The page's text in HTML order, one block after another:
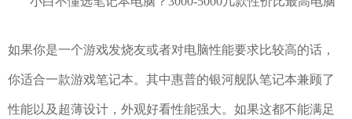
如果你是一个游戏发烧友或者对电脑性能要求比较高的话，
你适合一款游戏笔记本。其中惠普的银河舰队笔记本兼顾了
性能以及超薄设计，外观好看性能强大。如果这都不能满足